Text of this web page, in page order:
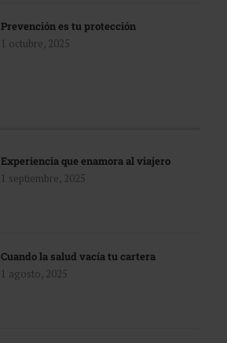
Prevención es tu protección
1 octubre, 2025
Experiencia que enamora al viajero
1 septiembre, 2025
Cuando la salud vacía tu cartera
1 agosto, 2025